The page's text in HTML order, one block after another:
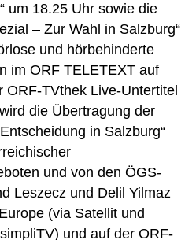
um 18.25 Uhr sowie die
– Zur Wahl in Salzburg“
und hörbehinderte
im ORF TELETEXT auf
TVthek Live-Untertitel
die Übertragung der
in Salzburg“
und von den ÖGS-
Leszecz und Delil Yilmaz
(via Satellit und
und auf der ORF-